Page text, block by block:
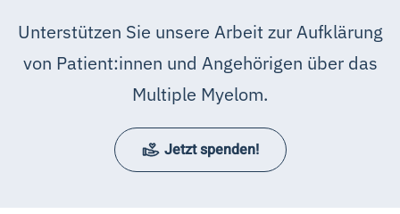
Unterstützen Sie unsere Arbeit zur Aufklärung
von Patient:innen und Angehörigen über das
Multiple Myelom.
Jetzt spenden!